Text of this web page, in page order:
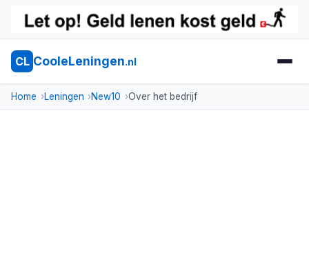
CL CooleLeningen.nl
Home Leningen New10 Over het bedrijf